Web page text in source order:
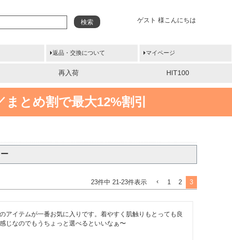
ゲスト 様こんにちは
検索
返品・交換について マイページ
再入荷 HIT100
とめ割で最大12%割引
23件中 21-23件表示 1 2 3
アイテムが一番お気に入りです。着やすく肌触りもとっても良
じなのでもうちょっと選べるといいなぁ〜